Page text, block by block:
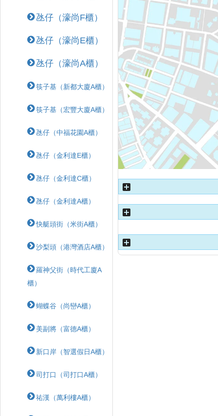
氹仔（濠尚F櫃）
氹仔（濠尚E櫃）
氹仔（濠尚A櫃）
筷子基（新都大廈A櫃）
筷子基（宏豐大廈A櫃）
氹仔（中福花園A櫃）
氹仔（金利達E櫃）
氹仔（金利達C櫃）
氹仔（金利達A櫃）
快艇頭街（米街A櫃）
沙梨頭（港灣酒店A櫃）
羅神父街（時代工廈A
櫃）
蝴蝶⾕（尚巒A櫃）
美副將（富德A櫃）
新口岸（智選假日A櫃）
司打口（司打口A櫃）
祐漢（萬利樓A櫃）